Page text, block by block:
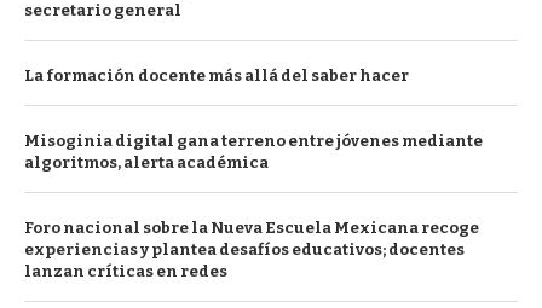
secretario general
La formación docente más allá del saber hacer
Misoginia digital gana terreno entre jóvenes mediante
algoritmos, alerta académica
Foro nacional sobre la Nueva Escuela Mexicana recoge
experiencias y plantea desafíos educativos; docentes
lanzan críticas en redes